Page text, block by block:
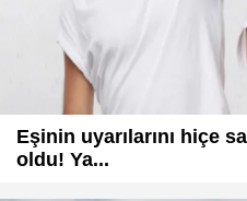
Eşinin uyarılarını hiçe
oldu! Ya...